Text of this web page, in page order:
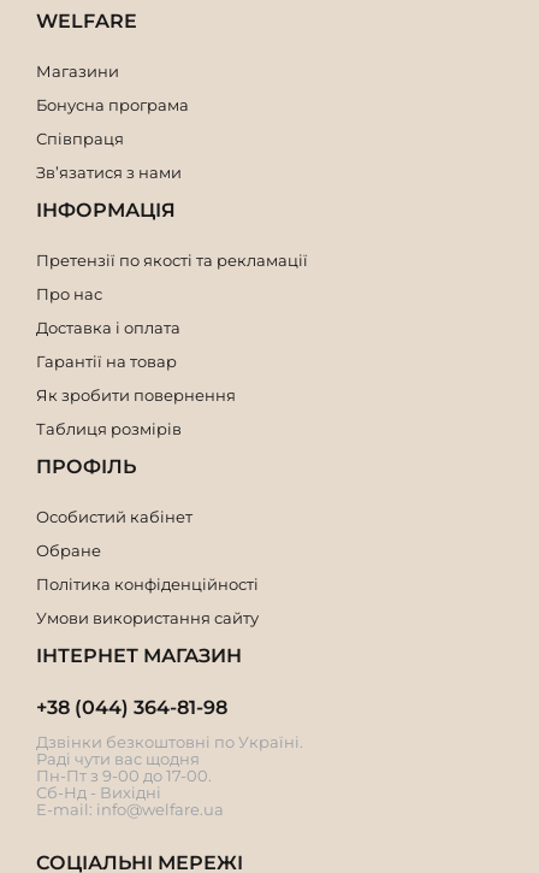
WELFARE
Магазини
Бонусна програма
Співпраця
Зв’язатися з нами
ІНФОРМАЦІЯ
Претензії по якості та рекламації
Про нас
Доставка і оплата
Гарантії на товар
Як зробити повернення
Таблиця розмірів
ПРОФІЛЬ
Особистий кабінет
Обране
Політика конфіденційності
Умови використання сайту
ІНТЕРНЕТ МАГАЗИН
+38 (044) 364-81-98
Дзвінки безкоштовні по Україні.
Раді чути вас щодня
Пн-Пт з 9-00 до 17-00.
Сб-Нд - Вихідні
E-mail: info@welfare.ua
СОЦІАЛЬНІ МЕРЕЖІ